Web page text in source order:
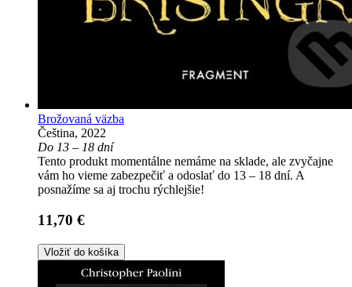
Brožovaná väzba
Čeština, 2022
Do 13 – 18 dní
Tento produkt momentálne nemáme na sklade, ale zvyčajne
vám ho vieme zabezpečiť a odoslať do 13 – 18 dní. A
posnažíme sa aj trochu rýchlejšie!
11,70 €
Vložiť do košíka